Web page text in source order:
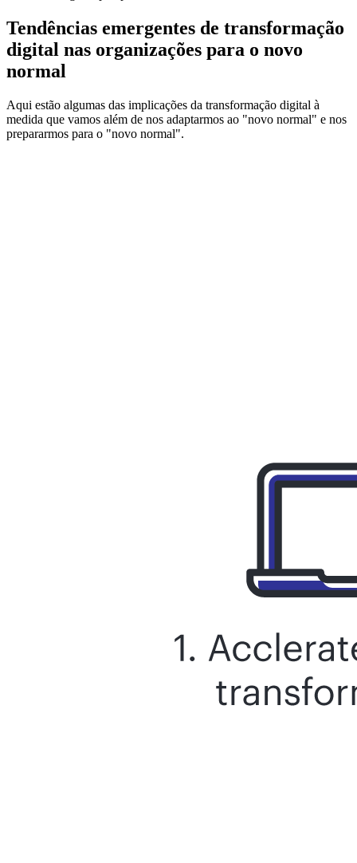
Tendências emergentes de transformação
digital nas organizações para o novo
normal
Aqui estão algumas das implicações da transformação digital à
medida que vamos além de nos adaptarmos ao "novo normal" e nos
prepararmos para o "novo normal".